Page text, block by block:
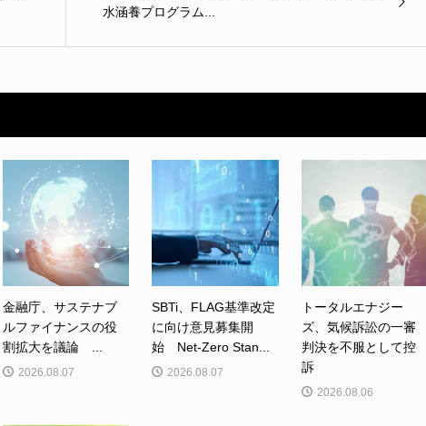
水涵養プログラム...
金融庁、サステナブ
ルファイナンスの役
割拡大を議論 ...
2026.08.07
SBTi、FLAG基準改定
に向け意見募集開
始 Net-Zero Stan...
2026.08.07
トータルエナジー
ズ、気候訴訟の一審
判決を不服として控
訴
2026.08.06